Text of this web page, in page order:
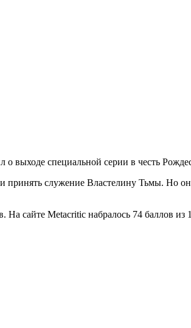
выходе специальной серии в честь
служение Властелину Тьмы. Но
На сайте Metacritic набралось 74 баллов из